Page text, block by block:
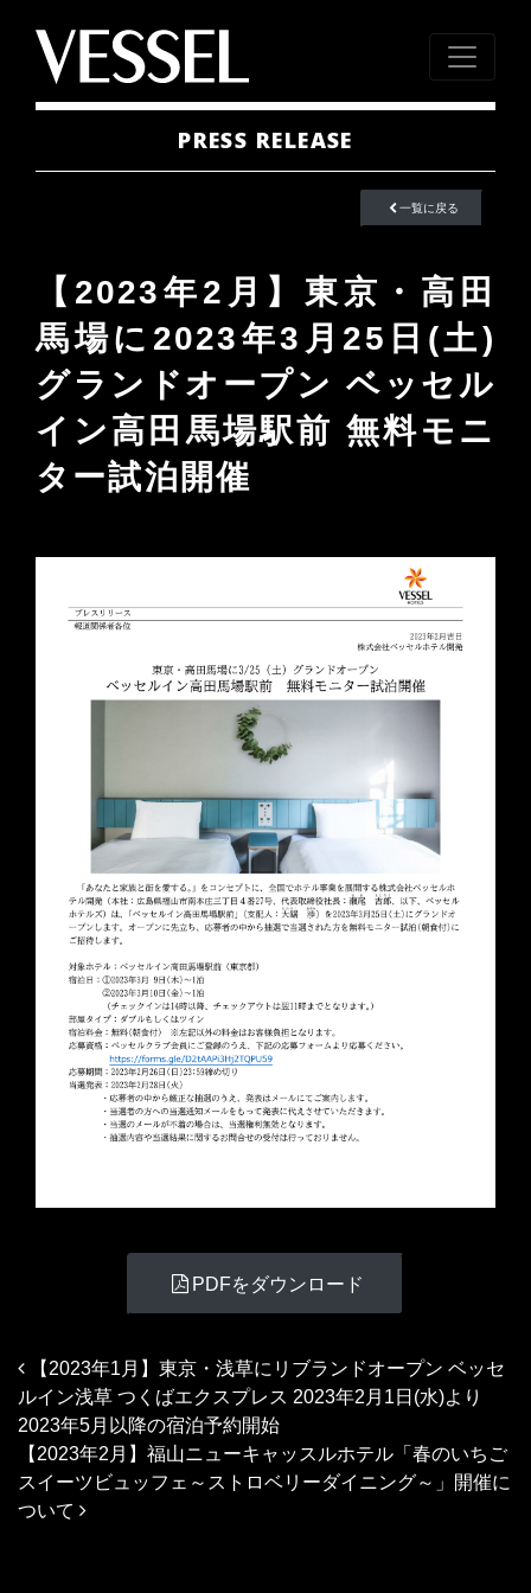
PRESS RELEASE
一覧に戻る
【2023年2月】東京・高田
馬場に2023年3月25日(土)
グランドオープン ベッセル
イン高田馬場駅前 無料モニ
ター試泊開催
PDFをダウンロード
投稿ナビゲーション
【2023年1月】東京・浅草にリブランドオープン ベッセ
ルイン浅草 つくばエクスプレス 2023年2月1日(水)より
2023年5月以降の宿泊予約開始
【2023年2月】福山ニューキャッスルホテル「春のいちご
スイーツビュッフェ～ストロベリーダイニング～」開催に
ついて